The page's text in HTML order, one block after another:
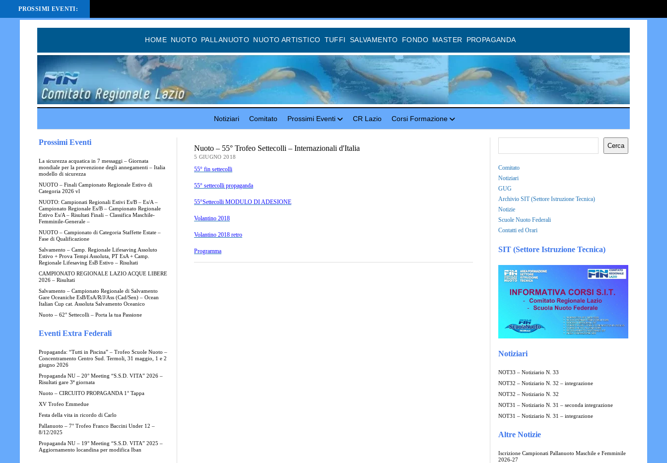
HOME NUOTO PALLANUOTO NUOTO ARTISTICO TUFFI SALVAMENTO FONDO MASTER PROPAGANDA
Notiziari Comitato Prossimi Eventi CR Lazio Corsi Formazione
Prossimi Eventi
La sicurezza acquatica in 7 messaggi – Giornata
mondiale per la prevenzione degli annegamenti – Italia
modello di sicurezza
NUOTO – Finali Campionato Regionale Estivo di
Categoria 2026 vl
NUOTO: Campionati Regionali Estivi Es/B – Es/A –
Campionato Regionale Es/B – Campionato Regionale
Estivo Es/A – Risultati Finali – Classifica Maschile-
Femminile-Generale –
NUOTO – Campionato di Categoria Staffette Estate –
Fase di Qualificazione
Salvamento – Camp. Regionale Lifesaving Assoluto
Estivo + Prova Tempi Assoluta, PT EsA + Camp.
Regionale Lifesaving EsB Estivo – Risultati
CAMPIONATO REGIONALE LAZIO ACQUE LIBERE
2026 – Risultati
Salvamento – Campionato Regionale di Salvamento
Gare Oceaniche EsB/EsA/R/J/Ass (Cad/Sen) – Ocean
Italian Cup cat. Assoluta Salvamento Oceanico
Nuoto – 62° Settecolli – Porta la tua Passione
Eventi Extra Federali
Propaganda: “Tutti in Piscina” – Trofeo Scuole Nuoto –
Concentramento Centro Sud. Termoli, 31 maggio, 1 e 2
giugno 2026
Propaganda NU – 20° Meeting “S.S.D. VITA” 2026 –
Risultati gare 3ª giornata
Nuoto – CIRCUITO PROPAGANDA 1° Tappa
XV Trofeo Emmedue
Festa della vita in ricordo di Carlo
Pallanuoto – 7° Trofeo Franco Baccini Under 12 –
8/12/2025
Propaganda NU – 19° Meeting “S.S.D. VITA” 2025 –
Aggiornamento locandina per modifica Iban
Nuoto – 55° Trofeo Settecolli – Internazionali d'Italia
5 GIUGNO 2018
55° fin settecolli
55° settecolli propaganda
55°Settecolli MODULO DI ADESIONE
Volantino 2018
Volantino 2018 retro
Programma
Cerca
Comitato
Notiziari
GUG
Archivio SIT (Settore Istruzione Tecnica)
Notizie
Scuole Nuoto Federali
Contatti ed Orari
SIT (Settore Istruzione Tecnica)
Notiziari
NOT33 – Notiziario N. 33
NOT32 – Notiziario N. 32 – integrazione
NOT32 – Notiziario N. 32
NOT31 – Notiziario N. 31 – seconda integrazione
NOT31 – Notiziario N. 31 – integrazione
Altre Notizie
Iscrizione Campionati Pallanuoto Maschile e Femminile
2026-27
PROSSIMI EVENTI: